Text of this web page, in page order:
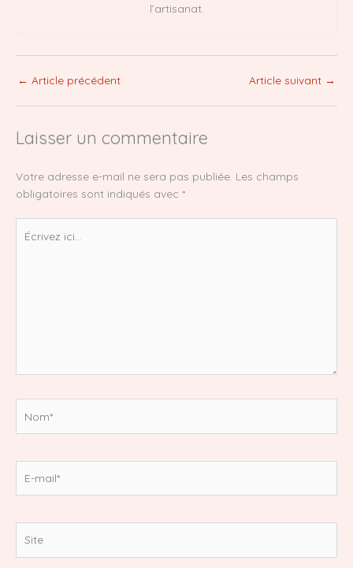
l’artisanat.
← Article précédent Article suivant →
Laisser un commentaire
Votre adresse e-mail ne sera pas publiée. Les champs
obligatoires sont indiqués avec *
ici…
mail*